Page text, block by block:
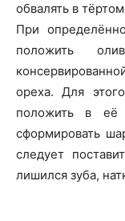
обвалять в
При
положить
ореха. Для
положить в её
сформировать
следует
лишился зуба,